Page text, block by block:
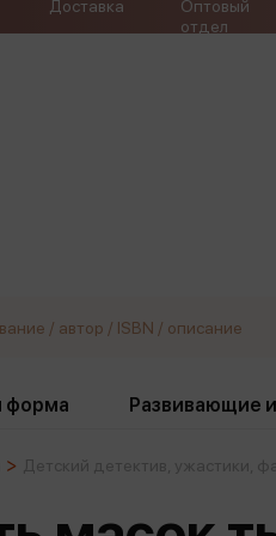
Доставка
Оптовый
отдел
форма Развивающие